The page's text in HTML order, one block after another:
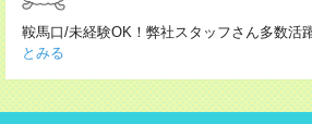
鞍馬口/未経験OK！弊社スタッフさん多数活
とみる